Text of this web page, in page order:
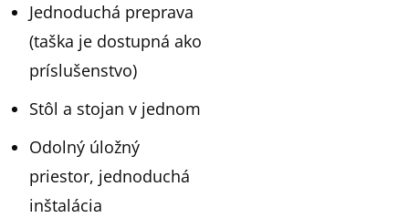
Jednoduchá preprava
(taška je dostupná ako
príslušenstvo)
Stôl a stojan v jednom
Odolný úložný
priestor, jednoduchá
inštalácia